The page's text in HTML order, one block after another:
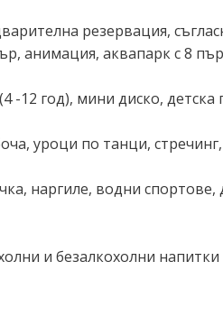
резервация,
анимация, аквапарк с 8
-12 год), мини диско,
уроци по танци,
наргиле, водни
и безалкохолни